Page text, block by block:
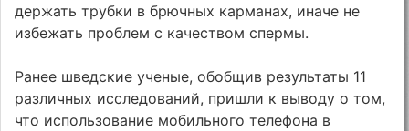
держать трубки в брючных карманах, иначе не
избежать проблем с качеством спермы.
Ранее шведские ученые, обобщив результаты 11
различных исследований, пришли к выводу о том,
что использование мобильного телефона в